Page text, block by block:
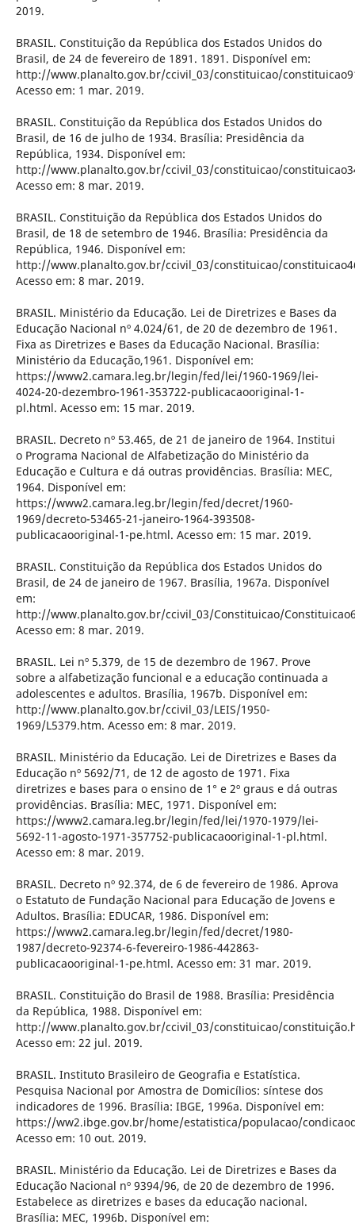
2019.
BRASIL. Constituição da República dos Estados Unidos do
Brasil, de 24 de fevereiro de 1891. 1891. Disponível em:
http://www.planalto.gov.br/ccivil_03/constituicao/
Acesso em: 1 mar. 2019.
BRASIL. Constituição da República dos Estados Unidos do
Brasil, de 16 de julho de 1934. Brasília: Presidência da
República, 1934. Disponível em:
http://www.planalto.gov.br/ccivil_03/constituicao/
Acesso em: 8 mar. 2019.
BRASIL. Constituição da República dos Estados Unidos do
Brasil, de 18 de setembro de 1946. Brasília: Presidência da
República, 1946. Disponível em:
http://www.planalto.gov.br/ccivil_03/constituicao/
Acesso em: 8 mar. 2019.
BRASIL. Ministério da Educação. Lei de Diretrizes e Bases da
Educação Nacional nº 4.024/61, de 20 de dezembro de 1961.
Fixa as Diretrizes e Bases da Educação Nacional. Brasília:
Ministério da Educação,1961. Disponível em:
https://www2.camara.leg.br/legin/fed/lei/1960-1969/lei-
4024-20-dezembro-1961-353722-publicacaooriginal-1-
pl.html. Acesso em: 15 mar. 2019.
BRASIL. Decreto nº 53.465, de 21 de janeiro de 1964. Institui
o Programa Nacional de Alfabetização do Ministério da
Educação e Cultura e dá outras providências. Brasília: MEC,
1964. Disponível em:
https://www2.camara.leg.br/legin/fed/decret/1960-
1969/decreto-53465-21-janeiro-1964-393508-
publicacaooriginal-1-pe.html. Acesso em: 15 mar. 2019.
BRASIL. Constituição da República dos Estados Unidos do
Brasil, de 24 de janeiro de 1967. Brasília, 1967a. Disponível
em:
http://www.planalto.gov.br/ccivil_03/Constituicao/
Acesso em: 8 mar. 2019.
BRASIL. Lei nº 5.379, de 15 de dezembro de 1967. Prove
sobre a alfabetização funcional e a educação continuada a
adolescentes e adultos. Brasília, 1967b. Disponível em:
http://www.planalto.gov.br/ccivil_03/LEIS/1950-
1969/L5379.htm. Acesso em: 8 mar. 2019.
BRASIL. Ministério da Educação. Lei de Diretrizes e Bases da
Educação nº 5692/71, de 12 de agosto de 1971. Fixa
diretrizes e bases para o ensino de 1° e 2º graus e dá outras
providências. Brasília: MEC, 1971. Disponível em:
https://www2.camara.leg.br/legin/fed/lei/1970-1979/lei-
5692-11-agosto-1971-357752-publicacaooriginal-1-pl.html.
Acesso em: 8 mar. 2019.
BRASIL. Decreto nº 92.374, de 6 de fevereiro de 1986. Aprova
o Estatuto de Fundação Nacional para Educação de Jovens e
Adultos. Brasília: EDUCAR, 1986. Disponível em:
https://www2.camara.leg.br/legin/fed/decret/1980-
1987/decreto-92374-6-fevereiro-1986-442863-
publicacaooriginal-1-pe.html. Acesso em: 31 mar. 2019.
BRASIL. Constituição do Brasil de 1988. Brasília: Presidência
da República, 1988. Disponível em:
http://www.planalto.gov.br/ccivil_03/constituicao/
Acesso em: 22 jul. 2019.
BRASIL. Instituto Brasileiro de Geografia e Estatística.
Pesquisa Nacional por Amostra de Domicílios: síntese dos
indicadores de 1996. Brasília: IBGE, 1996a. Disponível em:
https://ww2.ibge.gov.br/home/estatistica/populacao/
Acesso em: 10 out. 2019.
BRASIL. Ministério da Educação. Lei de Diretrizes e Bases da
Educação Nacional nº 9394/96, de 20 de dezembro de 1996.
Estabelece as diretrizes e bases da educação nacional.
Brasília: MEC, 1996b. Disponível em: